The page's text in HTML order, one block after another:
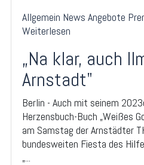
Allgemein News Angebote
Weiterlesen
„Na klar, auch
Arnstadt"
Berlin - Auch mit seinem
Herzensbuch-Buch „Weißes
am Samstag der Arnstädter
bundesweiten Fiesta des
„...